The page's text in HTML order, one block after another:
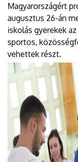
Magyarországért
augusztus 26-án
iskolás gyerekek
sportos,
vehettek részt.